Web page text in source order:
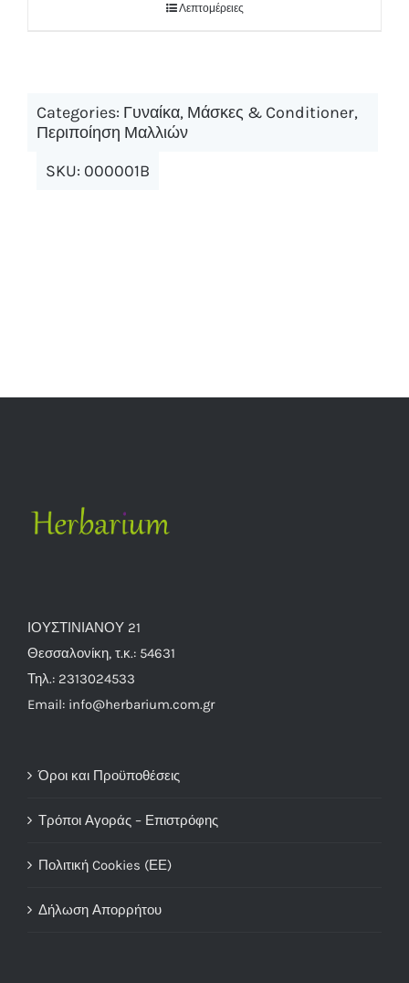
Λεπτομέρειες
Categories: Γυναίκα, Μάσκες & Conditioner,
Περιποίηση Μαλλιών
SKU: 000001B
ΙΟΥΣΤΙΝΙΑΝΟΥ 21
Θεσσαλονίκη, τ.κ.: 54631
Τηλ.: 2313024533
Email: info@herbarium.com.gr
Όροι και Προϋποθέσεις
Τρόποι Αγοράς – Επιστρόφης
Πολιτική Cookies (ΕΕ)
Δήλωση Απορρήτου